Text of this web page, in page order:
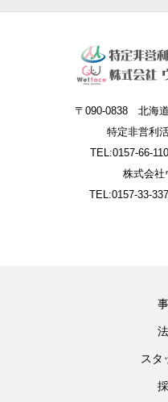
〒090-0838 北海
特定非営利
TEL:0157-66-
株式会社
TEL:0157-33-
スタ